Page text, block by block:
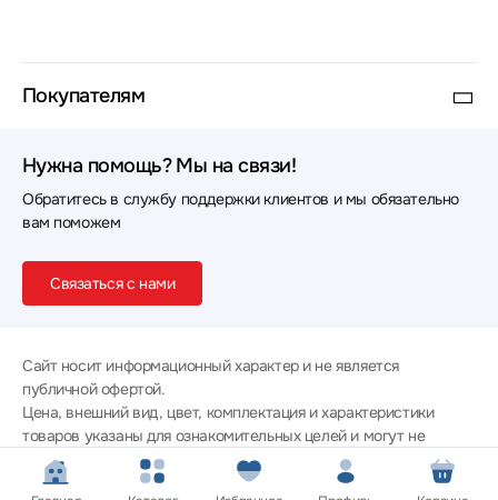
Покупателям
Нужна помощь? Мы на связи!
Обратитесь в службу поддержки клиентов и мы обязательно
вам поможем
Связаться с нами
Сайт носит информационный характер и не является
публичной офертой.
Цена, внешний вид, цвет, комплектация и характеристики
товаров указаны для ознакомительных целей и могут не
совпадать с соответствующими параметрами поставляемых
товаров - уточняйте информацию у менеджера при